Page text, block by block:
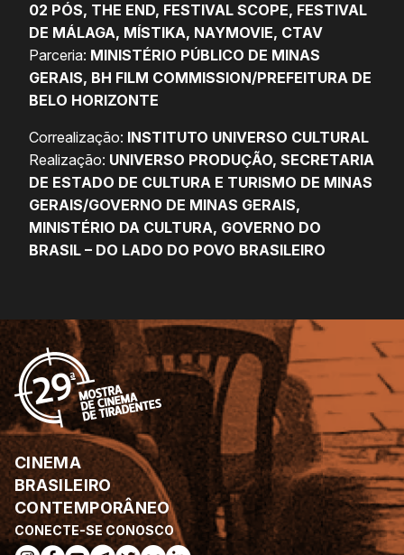
02 PÓS, THE END, FESTIVAL SCOPE, FESTIVAL
DE MÁLAGA, MÍSTIKA, NAYMOVIE, CTAV
Parceria: MINISTÉRIO PÚBLICO DE MINAS
GERAIS, BH FILM COMMISSION/PREFEITURA DE
BELO HORIZONTE
Correalização: INSTITUTO UNIVERSO CULTURAL
Realização: UNIVERSO PRODUÇÃO, SECRETARIA
DE ESTADO DE CULTURA E TURISMO DE MINAS
GERAIS/GOVERNO DE MINAS GERAIS,
MINISTÉRIO DA CULTURA, GOVERNO DO
BRASIL – DO LADO DO POVO BRASILEIRO
CONECTE-SE CONOSCO
CINEMA
BRASILEIRO
CONTEMPORÂNEO